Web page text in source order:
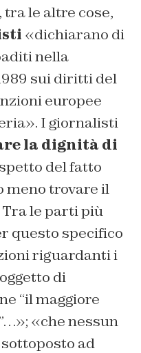
tra le altre cose,
«dichiarano di
nella
sui diritti del
europee
I giornalisti
la dignità di
del fatto
meno trovare il
le parti più
questo specifico
riguardanti i
di
“il maggiore
«che nessun
ad